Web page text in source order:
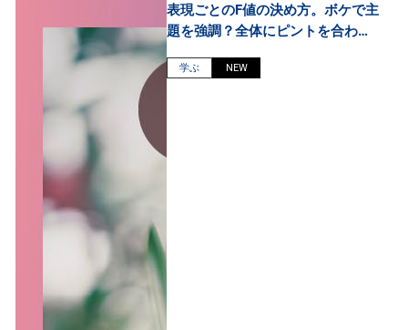
表現ごとのF値の決め方。ボケで主
題を強調？全体にピントを合わせ
学ぶ NEW